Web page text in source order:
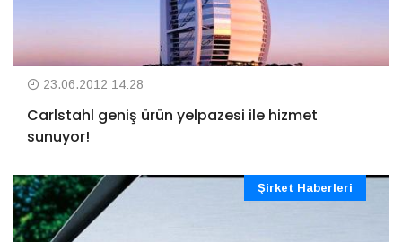
23.06.2012 14:28
Carlstahl geniş ürün yelpazesi ile hizmet
sunuyor!
Şirket Haberleri